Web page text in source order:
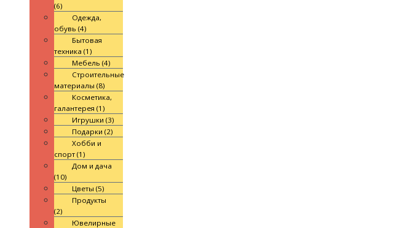
(6)
Одежда,
обувь (4)
Бытовая
техника (1)
Мебель (4)
Строительные
материалы (8)
Косметика,
галантерея (1)
Игрушки (3)
Подарки (2)
Хобби и
спорт (1)
Дом и дача
(10)
Цветы (5)
Продукты
(2)
Ювелирные